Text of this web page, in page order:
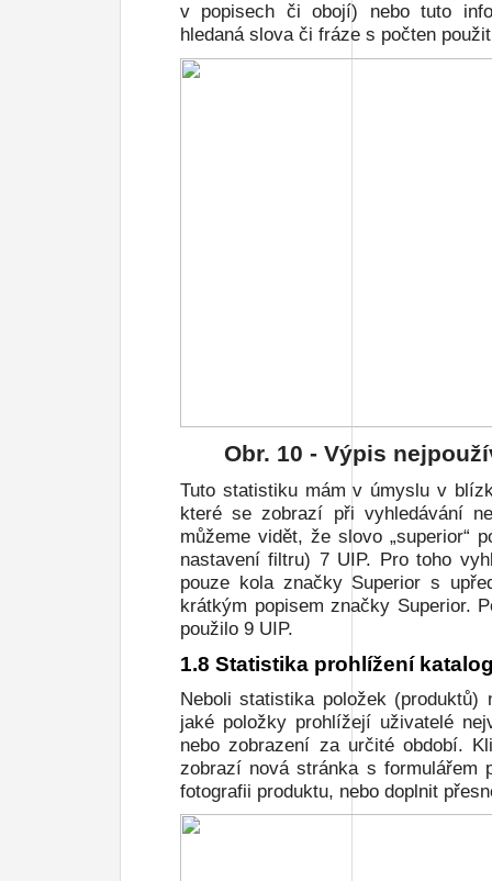
v popisech či obojí) nebo tuto
hledaná slova či fráze s počten
Obr. 10 - Výpis
Tuto statistiku mám v úmyslu v
které se zobrazí při vyhledávání
můžeme vidět, že slovo „superior“
nastavení filtru) 7 UIP. Pro toho
pouze kola značky Superior s
krátkým popisem značky Superior.
použilo 9 UIP.
1.8 Statistika prohlížení
Neboli statistika položek
jaké položky prohlížejí uživatelé
nebo zobrazení za určité období.
zobrazí nová stránka s formulářem
fotografii produktu, nebo doplnit